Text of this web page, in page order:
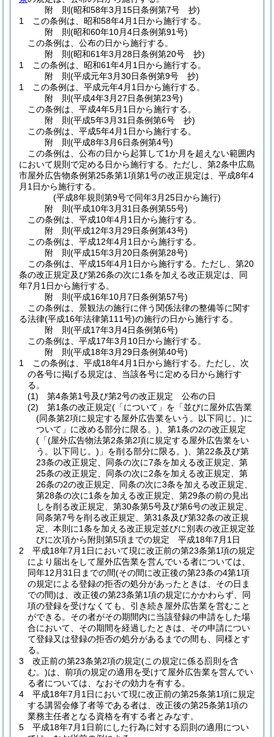
附 則(昭和58年3月15日条例第7号 抄)
1
この条例は、昭和58年4月1日から施行する。
附 則(昭和60年10月4日条例第91号)
この条例は、公布の日から施行する。
附 則(昭和61年3月28日条例第20号 抄)
1
この条例は、昭和61年4月1日から施行する。
附 則(平成元年3月30日条例第9号 抄)
1
この条例は、平成元年4月1日から施行する。
附 則(平成4年3月27日条例第23号)
この条例は、平成4年5月1日から施行する。
附 則(平成5年3月31日条例第6号 抄)
この条例は、平成5年4月1日から施行する。
附 則(平成8年3月6日条例第4号)
この条例は、公布の日から起算して1か月を超えない範囲内
において規則で定める日から施行する。 ただし、第2条中広島
市屋外広告物条例第25条第1項第1号の改正規定は、平成8年4
月1日から施行する。
(平成8年規則第9号で同年3月25日から施行)
附 則(平成10年3月31日条例第55号)
この条例は、平成10年4月1日から施行する。
附 則(平成12年3月29日条例第43号)
この条例は、平成12年4月1日から施行する。
附 則(平成15年3月20日条例第28号)
この条例は、平成15年4月1日から施行する。 ただし、第20
条の改正規定及び第26条の次に1条を加える改正規定は、同
年7月1日から施行する。
附 則(平成16年10月7日条例第57号)
この条例は、景観法の施行に伴う関係法律の整備等に関す
る法律(平成16年法律第111号)の施行の日から施行する。
附 則(平成17年3月4日条例第6号)
この条例は、平成17年3月10日から施行する。
附 則(平成18年3月29日条例第40号)
1
この条例は、平成18年4月1日から施行する。 ただし、次
の各号に掲げる規定は、当該各号に定める日から施行す
る。
(1)
第4条第1号及び第2号の改正規定 公布の日
(2)
第1条の改正規定(「について」を「並びに屋外広告業
(同条第2項に規定する屋外広告業をいう。以下同じ。)に
ついて」に改める部分に限る。) 、第1条の2の改正規定
(「(屋外広告物法第2条第2項に規定する屋外広告業をい
う。以下同じ。) 」を削る部分に限る。) 、第22条及び第
23条の改正規定、同条の次に7条を加える改正規定、第
25条の改正規定、同条の次に2条を加える改正規定、第
26条の2の改正規定、同条の次に3条を加える改正規定、
第28条の次に1条を加える改正規定、第29条の前の見出
しを削る改正規定、第30条第5号及び第6号の改正規定、
同条第7号を削る改正規定、第31条及び第32条の改正規
定、本則に1条を加える改正規定並びに別表の改正規定並
びに次項から附則第5項までの規定 平成18年7月1日
2
平成18年7月1日において現に改正前の第23条第1項の規定
により届出をして屋外広告業を営んでいる者については、
同年12月31日までの間(その間に改正後の第23条の4第1項
の規定による登録の拒否の処分があったときは、その日ま
での間)は、改正後の第23条第1項の規定にかかわらず、同
項の登録を受けなくても、引き続き屋外広告業を営むこと
ができる。 その者がその期間内に当該登録の申請をした場
合において、その期間を経過したときは、その申請につい
て登録又は登録の拒否の処分があるまでの間も、同様とす
る。
3
改正前の第23条第2項の規定(この規定に係る罰則を含
む。)は、前項の規定の適用を受けて屋外広告業を営んでい
る者については、なおその効力を有する。
4
平成18年7月1日において現に改正前の第25条第1項に規定
する講習会修了者等である者は、改正後の第25条第1項の
業務主任者となる資格を有する者とみなす。
5
平成18年7月1日前にした行為に対する罰則の適用につい